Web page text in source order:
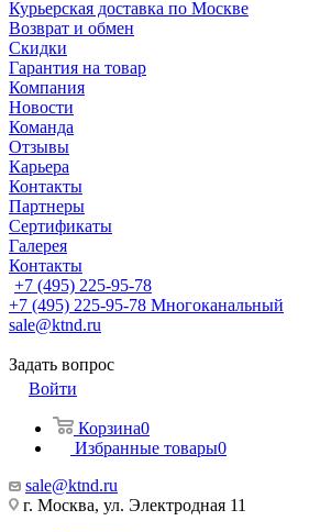
Курьерская доставка по Москве
Возврат и обмен
Скидки
Гарантия на товар
Компания
Новости
Команда
Отзывы
Карьера
Контакты
Партнеры
Сертификаты
Галерея
Контакты
+7 (495) 225-95-78
+7 (495) 225-95-78 Многоканальный
sale@ktnd.ru
Задать вопрос
Войти
Корзина0
Избранные товары0
sale@ktnd.ru
г. Москва, ул. Электродная 11